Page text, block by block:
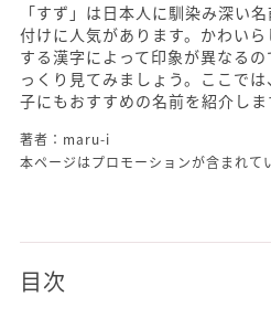
「すず」は日本人に馴染み深い
付けに人気があります。かわい
する漢字によって印象が異なる
っくり見てみましょう。ここで
子にもおすすめの名前を紹介しま
著者：maru-i
本ページはプロモーションが含まれて
目次